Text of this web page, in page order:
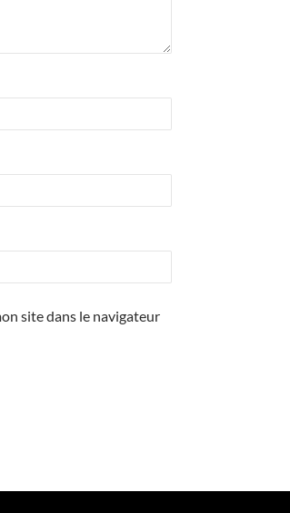
site dans le navigateur